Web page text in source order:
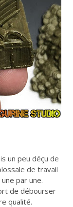
un peu déçu de
de travail
par une.
de débourser
qualité.